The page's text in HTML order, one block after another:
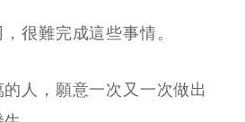
很難完成這些事情。
人，願意一次又一次做出